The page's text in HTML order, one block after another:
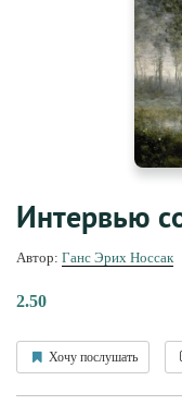
Интервью
Автор: Ганс Эрих Носсак
2.50
Хочу послушать